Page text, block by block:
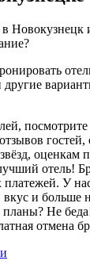
Новокузнецк
оценкам
отель!
У
и больше
Не
отмена